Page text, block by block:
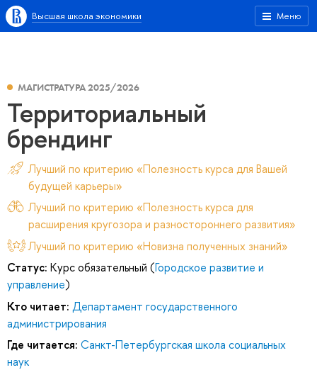
Меню
Высшая школа экономики
МАГИСТРАТУРА 2025/2026
Территориальный
брендинг
Лучший по критерию «Полезность курса для Вашей
будущей карьеры»
Лучший по критерию «Полезность курса для
расширения кругозора и разностороннего развития»
Лучший по критерию «Новизна полученных знаний»
Статус: Курс обязательный (Городское развитие и
управление)
Кто читает: Департамент государственного
администрирования
Где читается: Санкт-Петербургская школа социальных
наук